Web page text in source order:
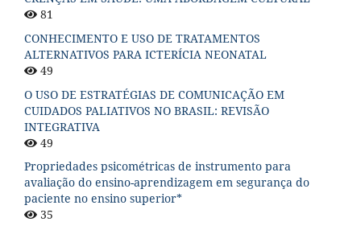
81
CONHECIMENTO E USO DE TRATAMENTOS
ALTERNATIVOS PARA ICTERÍCIA NEONATAL
49
O USO DE ESTRATÉGIAS DE COMUNICAÇÃO EM
CUIDADOS PALIATIVOS NO BRASIL: REVISÃO
INTEGRATIVA
49
Propriedades psicométricas de instrumento para
avaliação do ensino-aprendizagem em segurança do
paciente no ensino superior*
35